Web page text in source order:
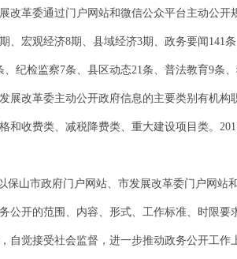
改革委通过门户网站和微信公众平台主动公
、宏观经济8期、县域经济3期、政务要闻141
纪检监察7条、县区动态21条、普法教育9条
展改革委主动公开政府信息的主要类别有机
收费类、减税降费类、重大建设项目类。
保山市政府门户网站、市发展改革委门户网站
公开的范围、内容、形式、工作标准、时限
觉接受社会监督，进一步推动政务公开工作